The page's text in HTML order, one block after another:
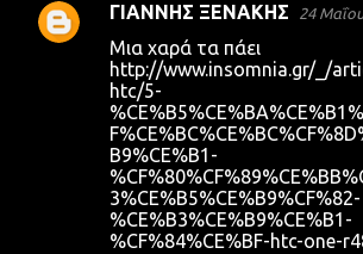
α
ΓΙΑΝΝΗΣ ΞΕΝΑΚΗΣ 24
Μια χαρά τα πάει
http://www.insomnia.gr/_/
htc/5-
B9%CE%B1-
3%CE%B5%CE%B9%CF%82-
%CE%B3%CE%B9%CE%B1-
%CF%84%CE%BF-htc-one-